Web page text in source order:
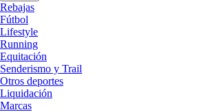
Rebajas
Fútbol
Lifestyle
Running
Equitación
Senderismo y Trail
Otros deportes
Liquidación
Marcas